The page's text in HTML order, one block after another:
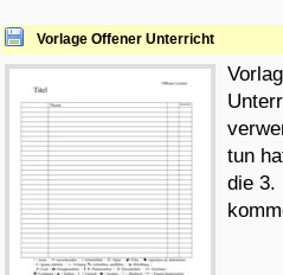
Vorlage Offener Unterricht
tun
die 3.